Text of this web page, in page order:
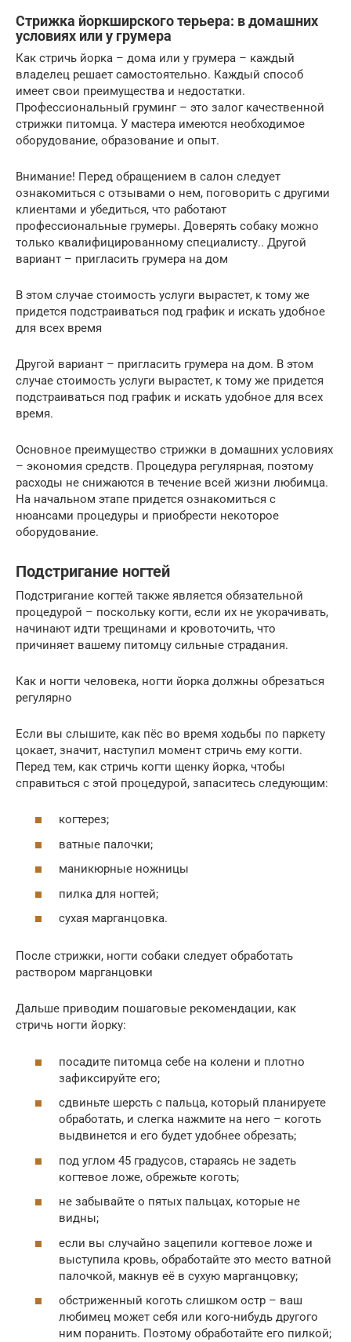
Стрижка йоркширского терьера: в домашних
условиях или у грумера
Как стричь йорка – дома или у грумера – каждый
владелец решает самостоятельно. Каждый способ
имеет свои преимущества и недостатки.
Профессиональный груминг – это залог качественной
стрижки питомца. У мастера имеются необходимое
оборудование, образование и опыт.
Внимание! Перед обращением в салон следует
ознакомиться с отзывами о нем, поговорить с другими
клиентами и убедиться, что работают
профессиональные грумеры. Доверять собаку можно
только квалифицированному специалисту.. Другой
вариант – пригласить грумера на дом
В этом случае стоимость услуги вырастет, к тому же
придется подстраиваться под график и искать удобное
для всех время
Другой вариант – пригласить грумера на дом. В этом
случае стоимость услуги вырастет, к тому же придется
подстраиваться под график и искать удобное для всех
время.
Основное преимущество стрижки в домашних условиях
– экономия средств. Процедура регулярная, поэтому
расходы не снижаются в течение всей жизни любимца.
На начальном этапе придется ознакомиться с
нюансами процедуры и приобрести некоторое
оборудование.
Подстригание ногтей
Подстригание когтей также является обязательной
процедурой – поскольку когти, если их не укорачивать,
начинают идти трещинами и кровоточить, что
причиняет вашему питомцу сильные страдания.
Как и ногти человека, ногти йорка должны обрезаться
регулярно
Если вы слышите, как пёс во время ходьбы по паркету
цокает, значит, наступил момент стричь ему когти.
Перед тем, как стричь когти щенку йорка, чтобы
справиться с этой процедурой, запаситесь следующим:
когтерез;
ватные палочки;
маникюрные ножницы
пилка для ногтей;
сухая марганцовка.
После стрижки, ногти собаки следует обработать
раствором марганцовки
Дальше приводим пошаговые рекомендации, как
стричь ногти йорку:
посадите питомца себе на колени и плотно
зафиксируйте его;
сдвиньте шерсть с пальца, который планируете
обработать, и слегка нажмите на него – коготь
выдвинется и его будет удобнее обрезать;
под углом 45 градусов, стараясь не задеть
когтевое ложе, обрежьте коготь;
не забывайте о пятых пальцах, которые не
видны;
если вы случайно зацепили когтевое ложе и
выступила кровь, обработайте это место ватной
палочкой, макнув её в сухую марганцовку;
обстриженный коготь слишком остр – ваш
любимец может себя или кого-нибудь другого
ним поранить. Поэтому обработайте его пилкой;